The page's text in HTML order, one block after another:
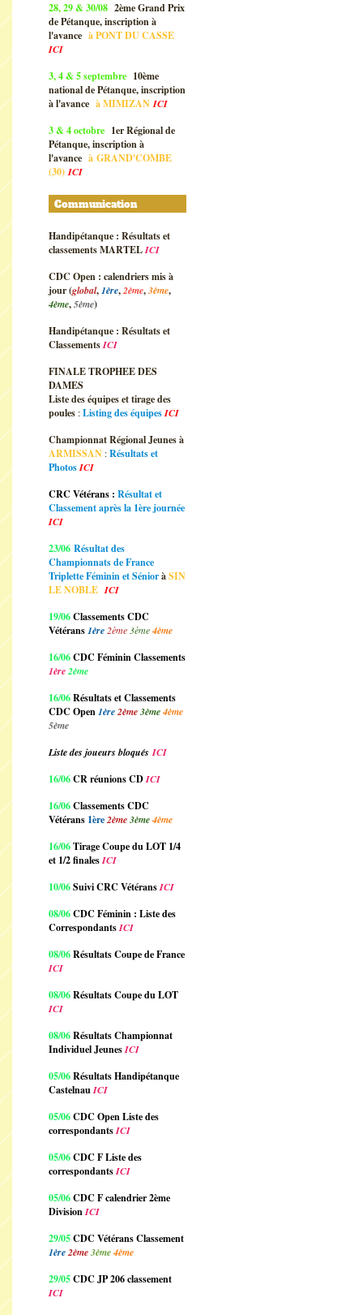
28, 29 & 30/08 2ème Grand Prix
de Pétanque, inscription à
l'avance àPONT DU CASSE
ICI
3, 4 & 5 septembre 10ème
national de Pétanque, inscription
à l'avance àMIMIZAN ICI
3 & 4 octobre 1er Régional de
Pétanque, inscription à
l'avance à GRAND'COMBE
(30) ICI
Communication
Handipétanque : Résultats et
classements MARTELICI
CDC Open : calendriers mis à
jour (global,1ère,2ème,3ème,
4ème,5ème)
Handipétanque : Résultats et
ClassementsICI
FINALE TROPHEE DES
DAMES
Liste des équipes et tirage des
poules :Listing des équipesICI
Championnat Régional Jeunes à
ARMISSAN :Résultats et
PhotosICI
CRC Vétérans : Résultat et
Classement après la 1ère journée
ICI
23/06 Résultat des
Championnats de France
Triplette Féminin et SénioràSIN
LE NOBLEICI
19/06Classements CDC
Vétérans1ère 2ème 3ème4ème
16/06CDC Féminin Classements
1ère2ème
16/06Résultats et Classements
CDC Open1ère2ème3ème4ème
5ème
Liste des joueurs bloqués ICI
16/06CR réunions CDICI
16/06Classements CDC
Vétérans 1ère2ème3ème4ème
16/06Tirage Coupe du LOT 1/4
et 1/2 finalesICI
10/06Suivi CRC VétéransICI
08/06CDC Féminin : Liste des
CorrespondantsICI
08/06Résultats Coupe de France
ICI
08/06Résultats Coupe du LOT
ICI
08/06Résultats Championnat
Individuel JeunesICI
05/06Résultats Handipétanque
CastelnauICI
05/06CDC Open Liste des
correspondantsICI
05/06CDC F Liste des
correspondantsICI
05/06CDC F calendrier 2ème
DivisionICI
29/05CDC Vétérans Classement
1ère2ème3ème4ème
29/05CDC JP 206 classement
ICI